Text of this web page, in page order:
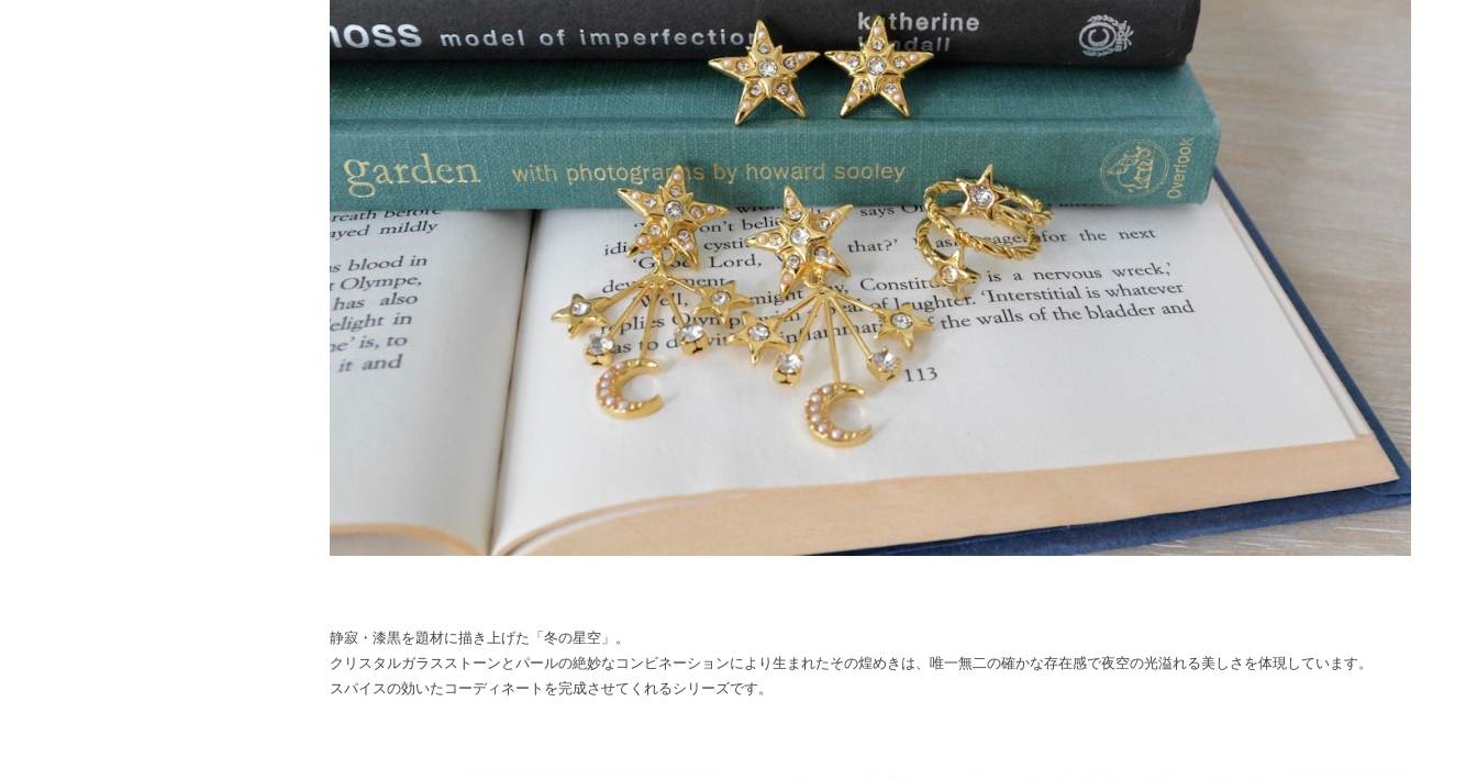
静寂・漆黒を題材に描き上げた「冬の星空」。
クリスタルガラスストーンとパールの絶妙なコンビネーションにより生まれたその煌めきは、唯一無二の確かな存在感で夜空の光溢れる美しさを体現しています。
スパイスの効いたコーディネートを完成させてくれるシリーズです。